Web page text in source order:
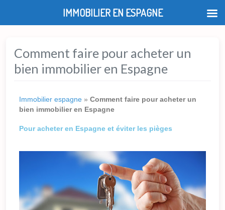
Comment faire pour acheter un
bien immobilier en Espagne
Immobilier espagne » Comment faire pour acheter un
bien immobilier en Espagne
Pour acheter en Espagne et éviter les pièges
IMMOBILIER EN ESPAGNE